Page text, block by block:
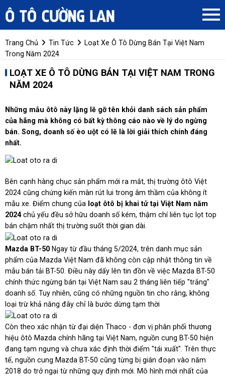
Trang Chủ Tin Tức
Loạt Xe Ô Tô Dừng Bán Tại Việt Nam
Trong Năm 2024
LOẠT XE Ô TÔ DỪNG BÁN TẠI VIỆT NAM TRONG
NĂM 2024
Những mẫu ôtô này lặng lẽ gỡ tên khỏi danh sách sản phẩm
của hãng mà không có bất kỳ thông cáo nào về lý do ngừng
bán. Song, doanh số èo uột có lẽ là lời giải thích chính đáng
nhất.
Bên cạnh hàng chục sản phẩm mới ra mắt, thị trường ôtô Việt
2024 cũng chứng kiến màn rút lui trong âm thầm của không ít
mẫu xe. Điểm chung của loạt ôtô bị khai tử tại Việt Nam năm
2024chủ yếu đều sở hữu doanh số kém, thậm chí liên tục lọt top
bán chậm nhất thị trường suốt thời gian dài.
Mazda BT-50 Ngay từ đầu tháng 5/2024, trên danh mục sản
phẩm của Mazda Việt Nam đã không còn cập nhật thông tin về
mẫu bán tải BT-50. Điều này dấy lên tin đồn về việc Mazda BT-50
chính thức ngừng bán tại Việt Nam sau 2 tháng liên tiếp "trắng"
doanh số. Tuy nhiên, cũng có những nguồn tin cho rằng, không
loại trừ khả năng đây chỉ là bước dừng tạm thời
Còn theo xác nhận từ đại diện Thaco - đơn vị phân phối thương
hiệu ôtô Mazda chính hãng tại Việt Nam, nguồn cung BT-50 hiện
đang tạm ngưng và chưa xác định thời điểm "tái xuất". Trên thực
tế, nguồn cung Mazda BT-50 cũng từng bị gián đoạn vào năm
2018 do trở ngại từ những quy định mới. Mô hình mới nhất của